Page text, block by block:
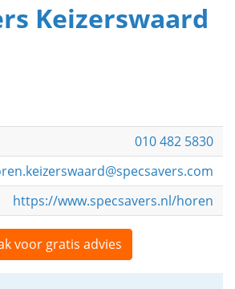
Keizerswaard
010 482 5830
https://www.specsavers.nl/horen
voor gratis advies